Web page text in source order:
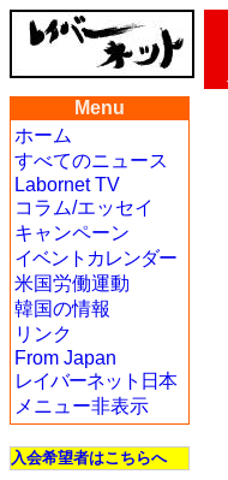
Menu
ホーム
すべてのニュース
Labornet TV
コラム/エッセイ
キャンペーン
イベントカレンダー
米国労働運動
韓国の情報
リンク
From Japan
レイバーネット日本
メニュー非表示
入会希望者はこちらへ